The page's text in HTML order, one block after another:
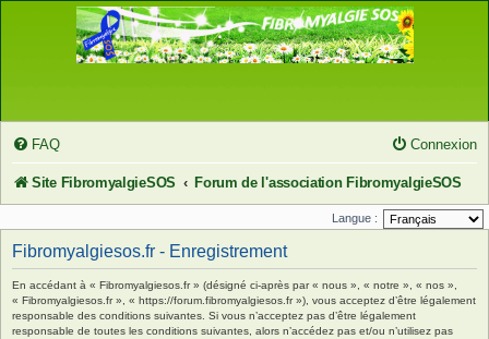
FAQ Connexion
Site FibromyalgieSOS Forum de l'association FibromyalgieSOS
Langue :
Fibromyalgiesos.fr - Enregistrement
En accédant à « Fibromyalgiesos.fr » (désigné ci-après par « nous », « notre », « nos »,
« Fibromyalgiesos.fr », « https://forum.fibromyalgiesos.fr »), vous acceptez d’être légalement
responsable des conditions suivantes. Si vous n’acceptez pas d’être légalement
responsable de toutes les conditions suivantes, alors n’accédez pas et/ou n’utilisez pas